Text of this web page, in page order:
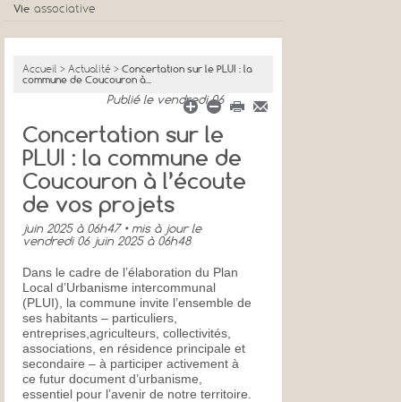
Vie associative
Accueil > Actualité > Concertation sur le PLUI : la
commune de Coucouron à...
Concertation sur le
PLUI : la commune de
Coucouron à l’écoute
de vos projets
Publié le vendredi 06
juin 2025 à 06h47• mis à jourle
vendredi 06 juin 2025 à 06h48
Dans le cadre de l’élaboration du Plan
Local d’Urbanisme intercommunal
(PLUI), la commune invite l’ensemble de
ses habitants – particuliers,
entreprises,agriculteurs, collectivités,
associations, en résidence principale et
secondaire – à participer activement à
ce futur document d’urbanisme,
essentiel pour l’avenir de notre territoire.